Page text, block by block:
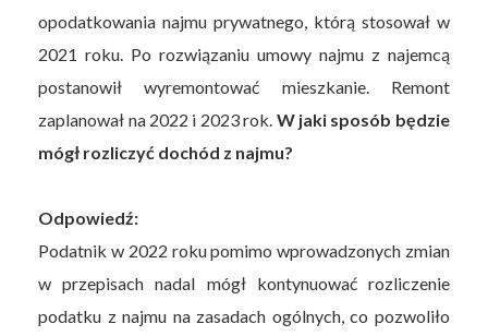
opodatkowania najmu prywatnego, którą stosował w
2021 roku. Po rozwiązaniu umowy najmu z najemcą
postanowił wyremontować mieszkanie. Remont
zaplanował na 2022 i 2023 rok. W jaki sposób będzie
mógł rozliczyć dochód z najmu?
Odpowiedź:
Podatnik w 2022 roku pomimo wprowadzonych zmian
w przepisach nadal mógł kontynuować rozliczenie
podatku z najmu na zasadach ogólnych, co pozwoliło